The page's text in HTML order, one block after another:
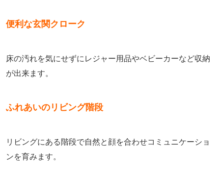
便利な玄関クローク
床の汚れを気にせずにレジャー用品やベビーカーなど収納
が出来ます。
ふれあいのリビング階段
リビングにある階段で自然と顔を合わせコミュニケーショ
ンを育みます。